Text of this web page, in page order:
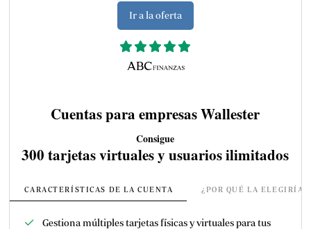
Ir a la oferta
Cuentas para empresas Wallester
Consigue
300 tarjetas virtuales y usuarios ilimitados
CARACTERÍSTICAS DE LA CUENTA ¿POR QUÉ LA
Gestiona múltiples tarjetas físicas y virtuales para tus